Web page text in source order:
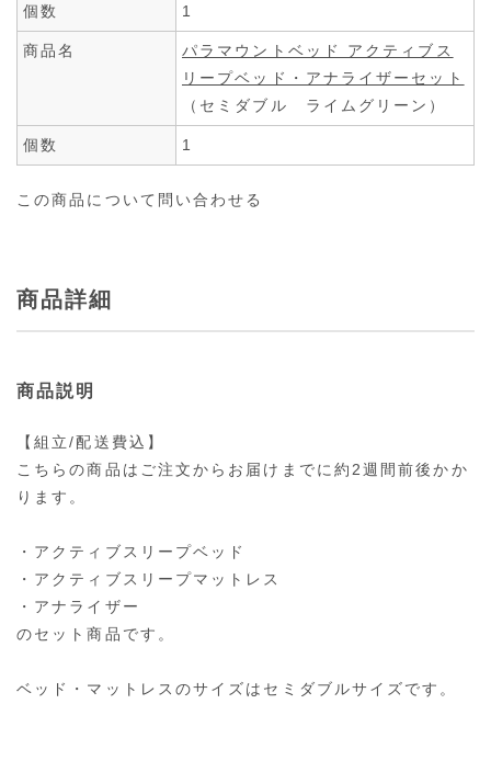
個数 1
商品名
パラマウントベッド アクティブス
リープベッド・アナライザーセット
（セミダブル ライムグリーン）
個数 1
この商品について問い合わせる
商品詳細
商品説明
【組立/配送費込】
こちらの商品はご注文からお届けまでに約2週間前後かか
ります。
・アクティブスリープベッド
・アクティブスリープマットレス
・アナライザー
のセット商品です。
ベッド・マットレスのサイズはセミダブルサイズです。